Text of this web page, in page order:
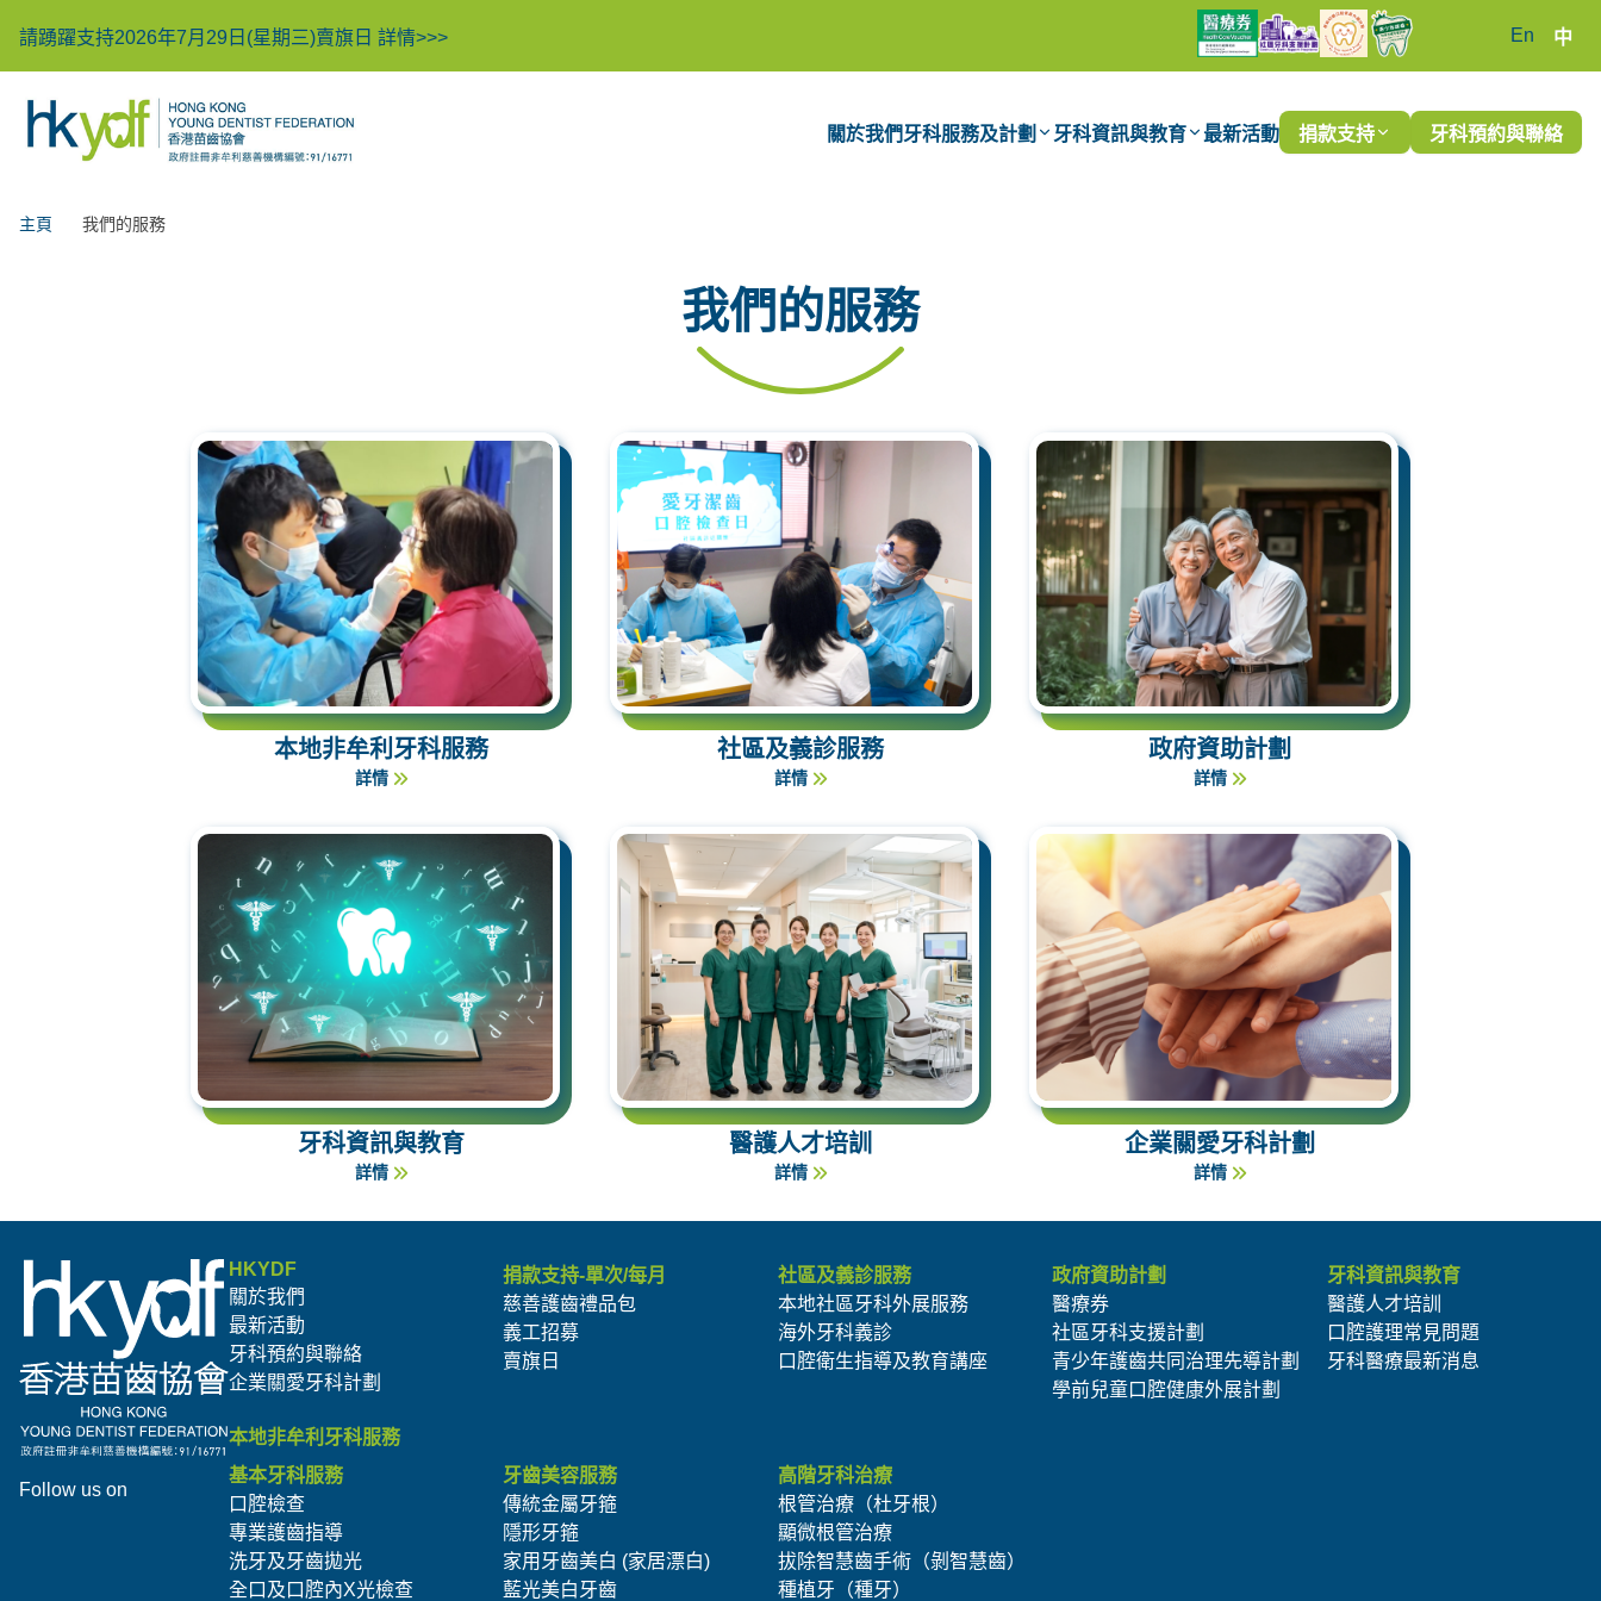
請踴躍支持2026年7月29日(星期三)賣旗日 詳情>>> En 中
關於我們 牙科服務及計劃 牙科資訊與教育 最新活動 捐款支持 牙科預約與聯絡
主頁 我們的服務
我們的服務
本地非牟利牙科服務
詳情
社區及義診服務
詳情
政府資助計劃
詳情
牙科資訊與教育
詳情
醫護人才培訓
詳情
企業關愛牙科計劃
詳情
Follow us on
HKYDF
關於我們
最新活動
牙科預約與聯絡
企業關愛牙科計劃
捐款支持-單次/每月
慈善護齒禮品包
義工招募
賣旗日
社區及義診服務
本地社區牙科外展服務
海外牙科義診
口腔衛生指導及教育講座
政府資助計劃
醫療券
社區牙科支援計劃
青少年護齒共同治理先導計劃
學前兒童口腔健康外展計劃
牙科資訊與教育
醫護人才培訓
口腔護理常見問題
牙科醫療最新消息
本地非牟利牙科服務
基本牙科服務
口腔檢查
專業護齒指導
洗牙及牙齒拋光
全口及口腔內X光檢查
牙齒美容服務
傳統金屬牙箍
隱形牙箍
家用牙齒美白 (家居漂白)
藍光美白牙齒
高階牙科治療
根管治療（杜牙根）
顯微根管治療
拔除智慧齒手術（剝智慧齒）
種植牙（種牙）